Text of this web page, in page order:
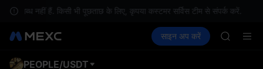
नहीं हैं. किसी भी पूछताछ के लिए, कृपया कस्टमर सर्विस टीम से संपर्क करें.
स्पॉट फ़्यूचर्स SPCX कमाएँ
साइन अप करें
SKYAI
PEOPLE/USDT